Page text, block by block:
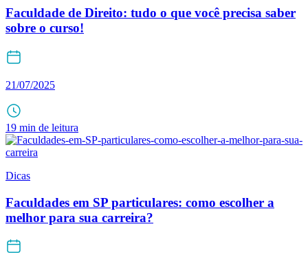
Faculdade de Direito: tudo o que você precisa saber
sobre o curso!
21/07/2025
19 min de leitura
Dicas
Faculdades em SP particulares: como escolher a
melhor para sua carreira?